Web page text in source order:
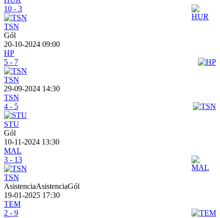
10 - 3
TSN
Gól
20-10-2024 09:00
HP
5 - 7
TSN
29-09-2024 14:30
TSN
4 - 5
STU
Gól
10-11-2024 13:30
MAL
3 - 13
TSN
AsistenciaAsistenciaGól
19-01-2025 17:30
TEM
2 - 9